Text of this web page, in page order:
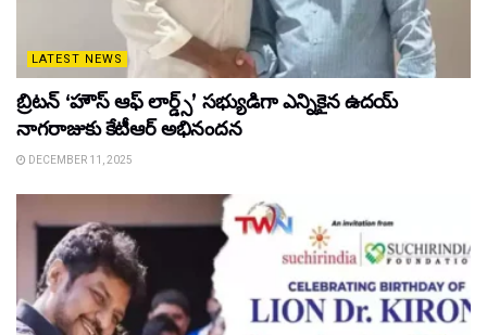
LATEST NEWS
బ్రిటన్ ‘హౌస్ ఆఫ్ లార్డ్స్’ సభ్యుడిగా ఎన్నికైన ఉదయ్
నాగరాజుకు కేటీఆర్ అభినందన
DECEMBER 11, 2025